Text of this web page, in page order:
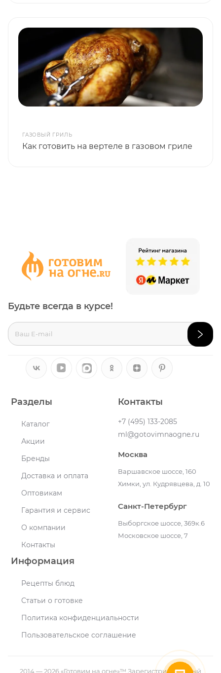
ГАЗОВЫЙ ГРИЛЬ
Как готовить на вертеле в газовом гриле
Разделы
Каталог
Акции
Бренды
Доставка и оплата
Оптовикам
Гарантия и сервис
О компании
Контакты
Информация
Рецепты блюд
Статьи о готовке
Политика конфиденциальности
Пользовательское соглашение
Контакты
+7 (495) 133-2085
ml@gotovimnaogne.ru
Москва
Варшавское шоссе, 160
Химки, ул. Кудрявцева, д. 10
Санкт-Петербург
Выборгское шоссе, 369к.6
Московское шоссе, 7
Будьте всегда в курсе!
2014 — 2026 «Готовим на огне»™ Зарегистрированный